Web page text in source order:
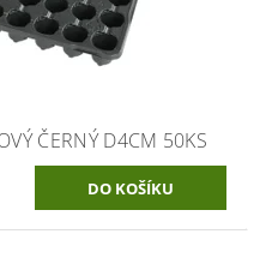
ČERNÝ D4CM 50KS